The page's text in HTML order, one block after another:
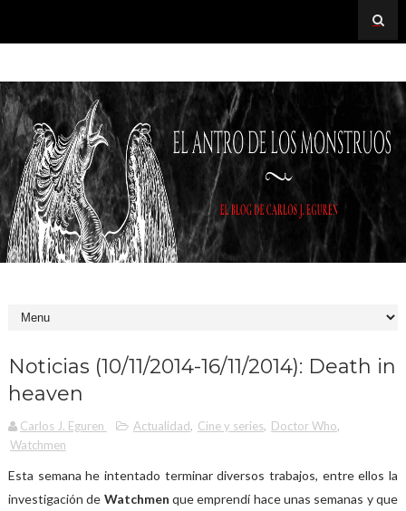
Noticias (10/11/2014-16/11/2014): Death in
heaven
Carlos J. Eguren Actualidad, Cine y series, Doctor Who,
Watchmen
Esta semana he intentado terminar diversos trabajos, entre ellos la
investigación de Watchmen que emprendí hace unas semanas y que